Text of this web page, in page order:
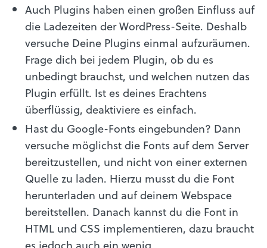
Auch Plugins haben einen großen Einfluss auf
die Ladezeiten der WordPress-Seite. Deshalb
versuche Deine Plugins einmal aufzuräumen.
Frage dich bei jedem Plugin, ob du es
unbedingt brauchst, und welchen nutzen das
Plugin erfüllt. Ist es deines Erachtens
überflüssig, deaktiviere es einfach.
Hast du Google-Fonts eingebunden? Dann
versuche möglichst die Fonts auf dem Server
bereitzustellen, und nicht von einer externen
Quelle zu laden. Hierzu musst du die Font
herunterladen und auf deinem Webspace
bereitstellen. Danach kannst du die Font in
HTML und CSS implementieren, dazu braucht
es jedoch auch ein wenig